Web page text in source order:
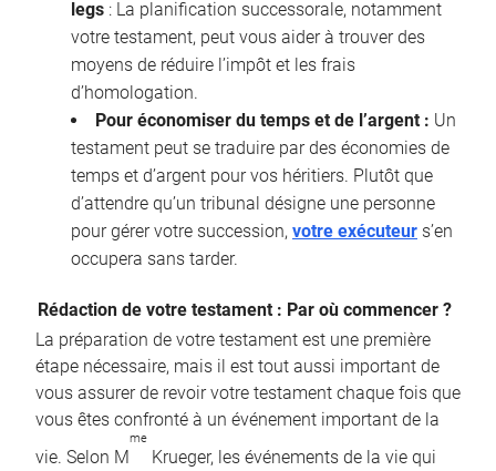
legs : La planification successorale, notamment
votre testament, peut vous aider à trouver des
moyens de réduire l’impôt et les frais
d’homologation.
Pour économiser du temps et de l’argent : Un
testament peut se traduire par des économies de
temps et d’argent pour vos héritiers. Plutôt que
d’attendre qu’un tribunal désigne une personne
pour gérer votre succession, votre exécuteur s’en
occupera sans tarder.
Rédaction de votre testament : Par où commencer ?
La préparation de votre testament est une première
étape nécessaire, mais il est tout aussi important de
vous assurer de revoir votre testament chaque fois que
vous êtes confronté à un événement important de la
vie. Selon M
me
Krueger, les événements de la vie qui